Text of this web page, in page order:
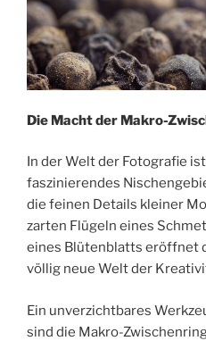
Die Macht der Makro-
In der Welt der Fotografie
faszinierendes
die feinen Details kleiner
zarten Flügeln eines
eines Blütenblatts eröffnet
völlig neue Welt der
Ein unverzichtbares
sind die Makro-